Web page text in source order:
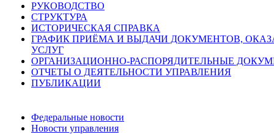
РУКОВОДСТВО
СТРУКТУРА
ИСТОРИЧЕСКАЯ СПРАВКА
ГРАФИК ПРИЁМА И ВЫДАЧИ ДОКУМЕНТОВ,
УСЛУГ
ОРГАНИЗАЦИОННО-РАСПОРЯДИТЕЛЬНЫЕ
ОТЧЕТЫ О ДЕЯТЕЛЬНОСТИ УПРАВЛЕНИЯ
ПУБЛИКАЦИИ
Федеральные новости
Новости управления